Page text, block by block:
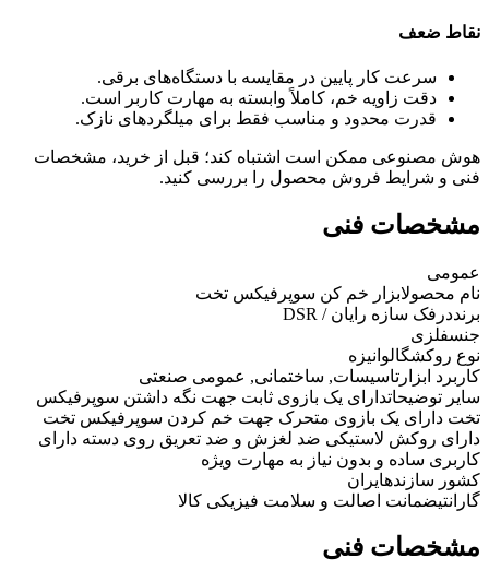
نقاط ضعف
سرعت کار پایین در مقایسه با دستگاه‌های برقی.
دقت زاویه خم، کاملاً وابسته به مهارت کاربر است.
قدرت محدود و مناسب فقط برای میلگردهای نازک.
هوش مصنوعی ممکن است اشتباه کند؛ قبل از خرید، مشخصات
فنی و شرایط فروش محصول را بررسی کنید.
مشخصات فنی
عمومی
نام محصولابزار خم کن سوپرفیکس تخت
برنددرفک سازه رایان / DSR
جنسفلزی
نوع روکشگالوانیزه
کاربرد ابزار تاسیسات, ساختمانی, عمومی صنعتی
سایر توضیحاتدارای یک بازوی ثابت جهت نگه داشتن سوپرفیکس
تخت دارای یک بازوی متحرک جهت خم کردن سوپرفیکس تخت
دارای روکش لاستیکی ضد لغزش و ضد تعریق روی دسته دارای
کاربری ساده و بدون نیاز به مهارت ویژه
کشور سازندهایران
گارانتیضمانت اصالت و سلامت فیزیکی کالا
مشخصات فنی